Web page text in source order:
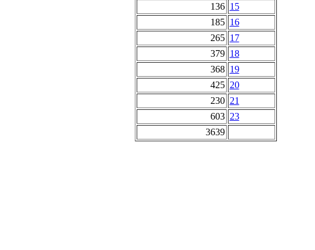
136 15
185 16
265 17
379 18
368 19
425 20
230 21
603 23
3639